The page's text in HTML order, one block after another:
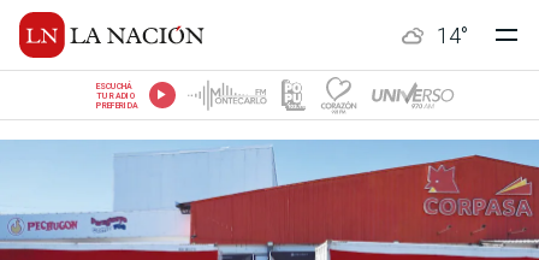
14°
ESCUCHÁ
TU RADIO
PREFERIDA